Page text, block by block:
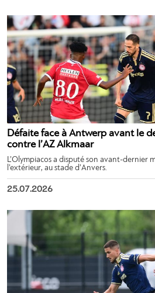
Défaite face à Antwerp avant le
contre l’AZ Alkmaar
L’Olympiacos a disputé son avant-dernier
l’extérieur, au stade d’Anvers.
25.07.2026